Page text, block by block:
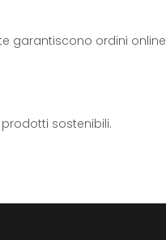
garantiscono ordini online
sostenibili.